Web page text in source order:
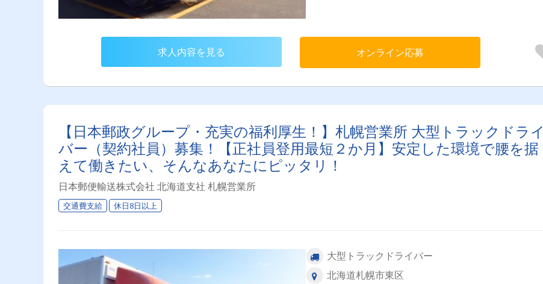
求人内容を見る オンライン応募
【日本郵政グループ・充実の福利厚生！】札幌営業所 大型トラックドライ
バー（契約社員）募集！【正社員登用最短２か月】安定した環境で腰を据
えて働きたい、そんなあなたにピッタリ！
日本郵便輸送株式会社 北海道支社 札幌営業所
交通費支給 休日8日以上
大型トラックドライバー
北海道札幌市東区